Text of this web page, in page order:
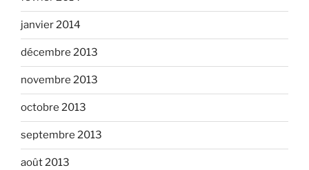
janvier 2014
décembre 2013
novembre 2013
octobre 2013
septembre 2013
août 2013